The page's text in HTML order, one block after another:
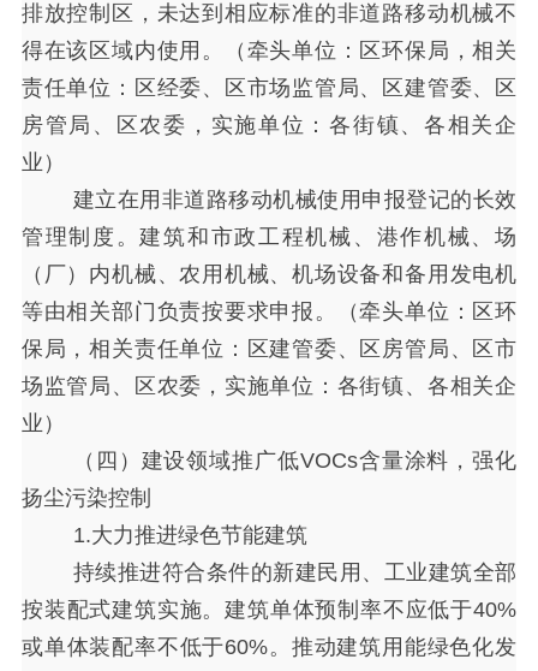
排放控制区，未达到相应标准的非道路移动机械不
得在该区域内使用。（牵头单位：区环保局，相关
责任单位：区经委、区市场监管局、区建管委、区
房管局、区农委，实施单位：各街镇、各相关企
业）
建立在用非道路移动机械使用申报登记的长效
管理制度。建筑和市政工程机械、港作机械、场
（厂）内机械、农用机械、机场设备和备用发电机
等由相关部门负责按要求申报。（牵头单位：区环
保局，相关责任单位：区建管委、区房管局、区市
场监管局、区农委，实施单位：各街镇、各相关企
业）
（四）建设领域推广低VOCs含量涂料，强化
扬尘污染控制
1.大力推进绿色节能建筑
持续推进符合条件的新建民用、工业建筑全部
按装配式建筑实施。建筑单体预制率不应低于40%
或单体装配率不低于60%。推动建筑用能绿色化发